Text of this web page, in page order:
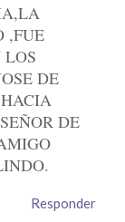
,FUE
DE
DE
Responder